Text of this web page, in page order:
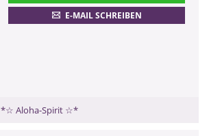
E-MAIL SCHREIBEN
0901 52 82 58
(Dieser Anruf kostet Sie 2,50
*☆ Aloha-Spirit ☆*